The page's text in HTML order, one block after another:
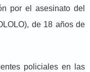
por el asesinato del
de 18 años de
policiales en las